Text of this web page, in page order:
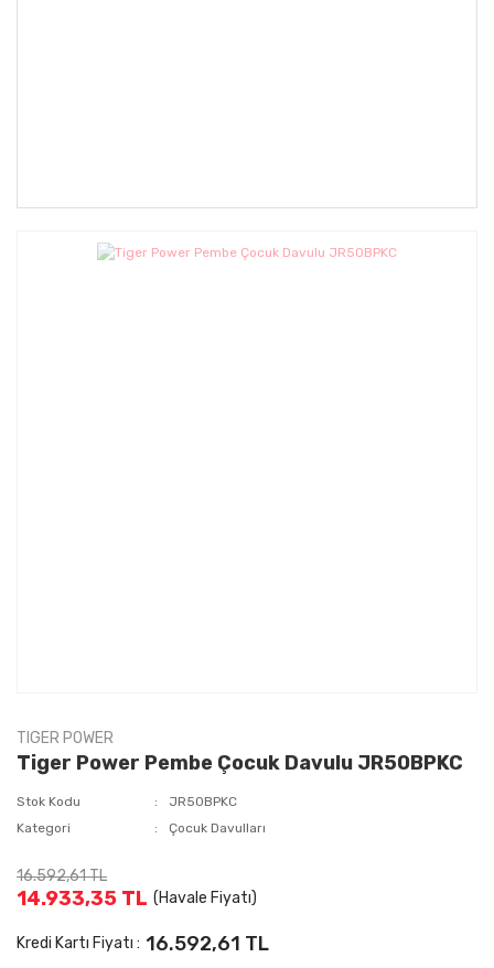
TIGER POWER
Tiger Power Pembe Çocuk Davulu JR50BPKC
Stok Kodu
JR50BPKC
Kategori
Çocuk Davulları
16.592,61 TL
14.933,35 TL (Havale Fiyatı)
Kredi Kartı Fiyatı : 16.592,61 TL